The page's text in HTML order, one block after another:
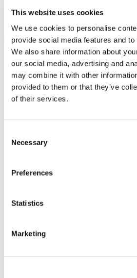
This website uses cookies
We use cookies to personalise
provide social media features and
We also share information about
our social media, advertising and
may combine it with other
provided to them or that they’ve
of their services.
Selection
Necessary
Preferences
Statistics
Marketing
Посмотреть клинику
Связаться с клиникой
(9.5)
22 Отзывы
You’ve viewed 10 of 38 клиники
ПОКАЗАТЬ БОЛЬШЕ КЛИНИК
Турция